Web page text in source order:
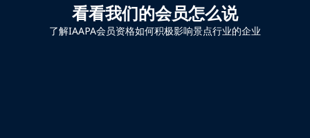
看看我们的会员怎么说
了解IAAPA会员资格如何积极影响景点行业的企业